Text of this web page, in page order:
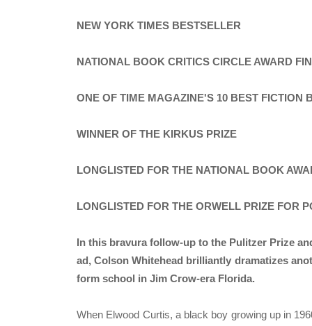
NEW YORK TIMES BESTSELLER
NATIONAL BOOK CRITICS CIRCLE AWARD
ONE OF TIME MAGAZINE'S 10 BEST FICTION
WINNER OF THE KIRKUS PRIZE
LONGLISTED FOR THE NATIONAL BOOK
LONGLISTED FOR THE ORWELL PRIZE FOR
In this bravura follow-up to the Pulitzer Prize
ad, Colson Whitehead brilliantly dramatizes
form school in Jim Crow-era Florida.
When Elwood Curtis, a black boy growing up in